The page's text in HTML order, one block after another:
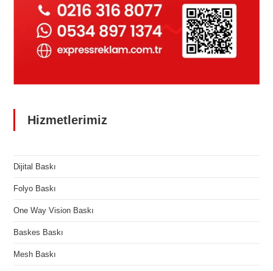
Hizmetlerimiz
Dijital Baskı
Folyo Baskı
One Way Vision Baskı
Baskes Baskı
Mesh Baskı